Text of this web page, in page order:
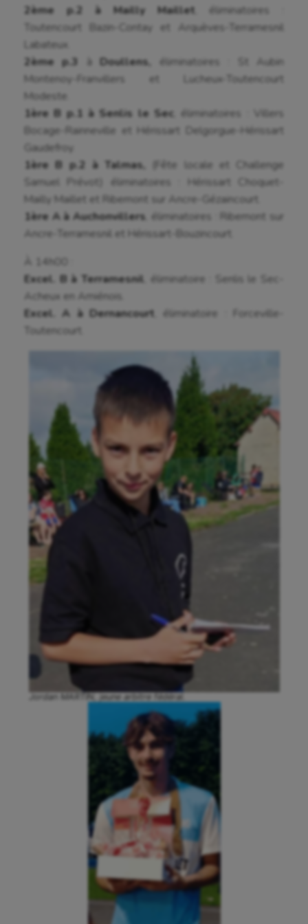
2ème p.2
à Mailly Maillet , éliminatoires :
Toutencourt Bazin-Contay et Arquèves-Terramesnil
Labateux.
2ème p.3
à Doullens,
éliminatoires : St Aubin
Montenoy-Franvillers et Lucheux-Toutencourt
Modeste.
1ère B p.1 à Senlis le Sec , éliminatoires : Villers
Bocage-Rainneville et Hérissart Delgorgue-Hérissart
Gaudefroy.
1ère B p.2 à Talmas,
(Fête locale et Challenge
Samuel Prévot) éliminatoires : Hérissart Choquet-
Mailly Maillet et Ribemont sur Ancre-Gézaincourt.
1ère A à Auchonvillers , éliminatoires : Ribemont sur
Ancre-Terramesnil et Hérissart-Bouzincourt.
À 14h00 :
Excel. B à Terramesnil , éliminatoire : Senlis le Sec-
Acheux en Amiénois.
Excel. A à Dernancourt , éliminatoire : Forceville-
Toutencourt.
Jordan MARTIN, jeune arbitre fédéral.